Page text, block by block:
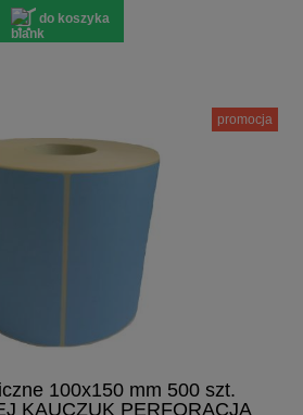
do koszyka
100x150 mm 500 szt.
KAUCZUK PERFORACJA
promocja